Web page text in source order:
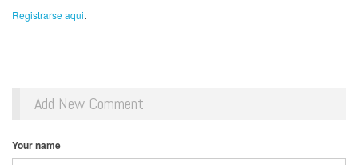
Registrarse aqui.
Add New Comment
Your name